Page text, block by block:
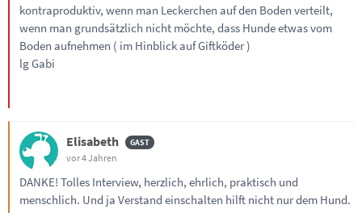
kontraproduktiv, wenn man Leckerchen auf den Boden verteilt,
wenn man grundsätzlich nicht möchte, dass Hunde etwas vom
Boden aufnehmen ( im Hinblick auf Giftköder )
lg Gabi
Elisabeth
vor 4 Jahren
DANKE! Tolles Interview, herzlich, ehrlich, praktisch und
menschlich. Und ja Verstand einschalten hilft nicht nur dem Hund.